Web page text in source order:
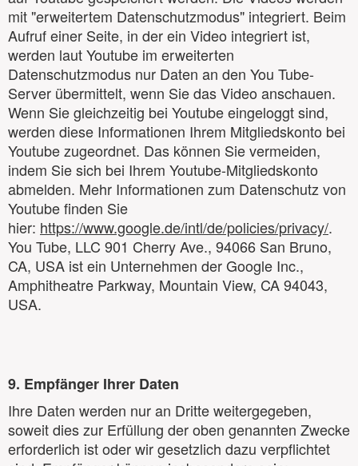
mit "erweitertem Datenschutzmodus" integriert. Beim
Aufruf einer Seite, in der ein Video integriert ist,
werden laut Youtube im erweiterten
Datenschutzmodus nur Daten an den You Tube-
Server übermittelt, wenn Sie das Video anschauen.
Wenn Sie gleichzeitig bei Youtube eingeloggt sind,
werden diese Informationen Ihrem Mitgliedskonto bei
Youtube zugeordnet. Das können Sie vermeiden,
indem Sie sich bei Ihrem Youtube-Mitgliedskonto
abmelden. Mehr Informationen zum Datenschutz von
Youtube finden Sie
hier: https://www.google.de/intl/de/policies/privacy/.
You Tube, LLC 901 Cherry Ave., 94066 San Bruno,
CA, USA ist ein Unternehmen der Google Inc.,
Amphitheatre Parkway, Mountain View, CA 94043,
USA.
9. Empfänger Ihrer Daten
Ihre Daten werden nur an Dritte weitergegeben,
soweit dies zur Erfüllung der oben genannten Zwecke
erforderlich ist oder wir gesetzlich dazu verpflichtet